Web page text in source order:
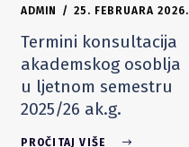
ADMIN 25. FEBRUARA 2026.
Termini konsultacija
akademskog osoblja
u ljetnom semestru
2025/26 ak.g.
PROČITAJ VIŠE